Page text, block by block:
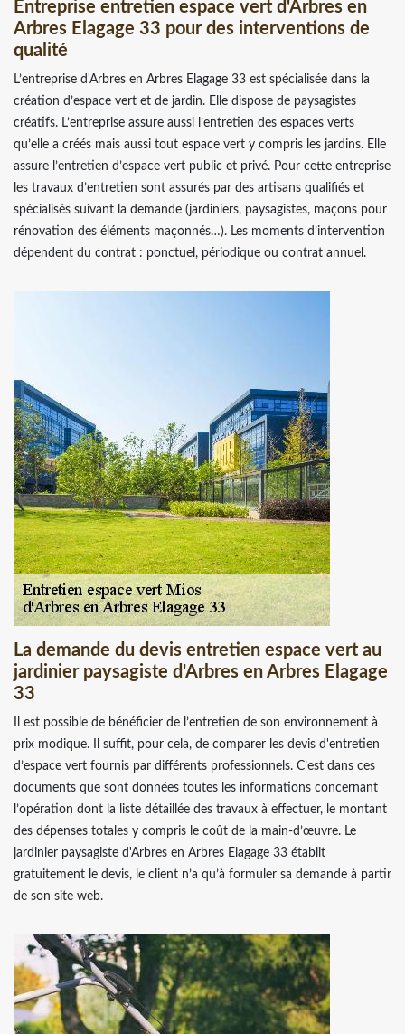
Entreprise entretien espace vert d'Arbres en
Arbres Elagage 33 pour des interventions de
qualité
L’entreprise d'Arbres en Arbres Elagage 33 est spécialisée dans la
création d’espace vert et de jardin. Elle dispose de paysagistes
créatifs. L’entreprise assure aussi l’entretien des espaces verts
qu’elle a créés mais aussi tout espace vert y compris les jardins. Elle
assure l’entretien d’espace vert public et privé. Pour cette entreprise
les travaux d’entretien sont assurés par des artisans qualifiés et
spécialisés suivant la demande (jardiniers, paysagistes, maçons pour
rénovation des éléments maçonnés…). Les moments d’intervention
dépendent du contrat : ponctuel, périodique ou contrat annuel.
La demande du devis entretien espace vert au
jardinier paysagiste d'Arbres en Arbres Elagage
33
Il est possible de bénéficier de l’entretien de son environnement à
prix modique. Il suffit, pour cela, de comparer les devis d'entretien
d’espace vert fournis par différents professionnels. C’est dans ces
documents que sont données toutes les informations concernant
l’opération dont la liste détaillée des travaux à effectuer, le montant
des dépenses totales y compris le coût de la main-d’œuvre. Le
jardinier paysagiste d'Arbres en Arbres Elagage 33 établit
gratuitement le devis, le client n’a qu’à formuler sa demande à partir
de son site web.